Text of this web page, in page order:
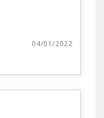
04/01/2022